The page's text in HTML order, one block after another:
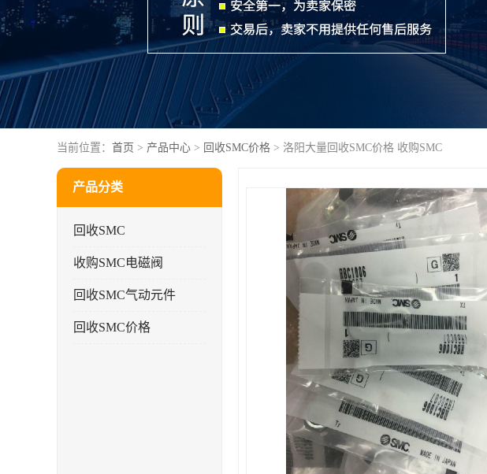
当前位置： 首页 > 产品中心 > 回收SMC价格 > 洛阳大量回收SMC价格 收购SMC
产品分类
回收SMC
收购SMC电磁阀
回收SMC气动元件
回收SMC价格